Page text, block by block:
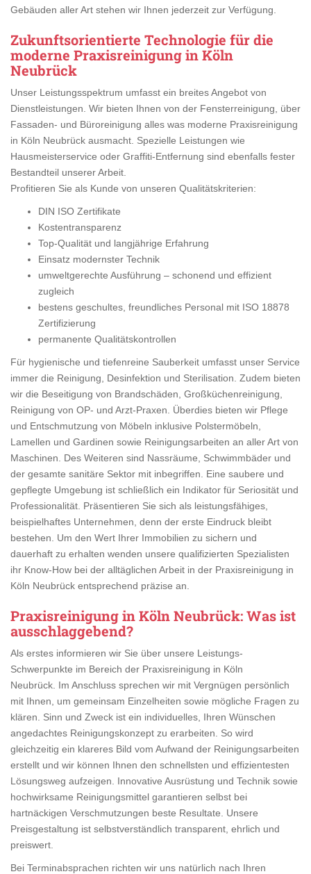
Gebäuden aller Art stehen wir Ihnen jederzeit zur Verfügung.
Zukunftsorientierte Technologie für die
moderne Praxisreinigung in Köln
Neubrück
Unser Leistungsspektrum umfasst ein breites Angebot von
Dienstleistungen. Wir bieten Ihnen von der Fensterreinigung, über
Fassaden- und Büroreinigung alles was moderne Praxisreinigung
in Köln Neubrück ausmacht. Spezielle Leistungen wie
Hausmeisterservice oder Graffiti-Entfernung sind ebenfalls fester
Bestandteil unserer Arbeit.
Profitieren Sie als Kunde von unseren Qualitätskriterien:
DIN ISO Zertifikate
Kostentransparenz
Top-Qualität und langjährige Erfahrung
Einsatz modernster Technik
umweltgerechte Ausführung – schonend und effizient
zugleich
bestens geschultes, freundliches Personal mit ISO 18878
Zertifizierung
permanente Qualitätskontrollen
Für hygienische und tiefenreine Sauberkeit umfasst unser Service
immer die Reinigung, Desinfektion und Sterilisation. Zudem bieten
wir die Beseitigung von Brandschäden, Großküchenreinigung,
Reinigung von OP- und Arzt-Praxen. Überdies bieten wir Pflege
und Entschmutzung von Möbeln inklusive Polstermöbeln,
Lamellen und Gardinen sowie Reinigungsarbeiten an aller Art von
Maschinen. Des Weiteren sind Nassräume, Schwimmbäder und
der gesamte sanitäre Sektor mit inbegriffen. Eine saubere und
gepflegte Umgebung ist schließlich ein Indikator für Seriosität und
Professionalität. Präsentieren Sie sich als leistungsfähiges,
beispielhaftes Unternehmen, denn der erste Eindruck bleibt
bestehen. Um den Wert Ihrer Immobilien zu sichern und
dauerhaft zu erhalten wenden unsere qualifizierten Spezialisten
ihr Know-How bei der alltäglichen Arbeit in der Praxisreinigung in
Köln Neubrück entsprechend präzise an.
Praxisreinigung in Köln Neubrück: Was ist
ausschlaggebend?
Als erstes informieren wir Sie über unsere Leistungs-
Schwerpunkte im Bereich der Praxisreinigung in Köln
Neubrück. Im Anschluss sprechen wir mit Vergnügen persönlich
mit Ihnen, um gemeinsam Einzelheiten sowie mögliche Fragen zu
klären. Sinn und Zweck ist ein individuelles, Ihren Wünschen
angedachtes Reinigungskonzept zu erarbeiten. So wird
gleichzeitig ein klareres Bild vom Aufwand der Reinigungsarbeiten
erstellt und wir können Ihnen den schnellsten und effizientesten
Lösungsweg aufzeigen. Innovative Ausrüstung und Technik sowie
hochwirksame Reinigungsmittel garantieren selbst bei
hartnäckigen Verschmutzungen beste Resultate. Unsere
Preisgestaltung ist selbstverständlich transparent, ehrlich und
preiswert.
Bei Terminabsprachen richten wir uns natürlich nach Ihren